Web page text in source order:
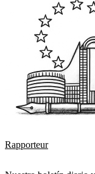
Rapporteur